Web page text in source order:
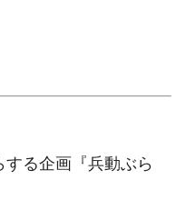
る企画『兵動ぶら